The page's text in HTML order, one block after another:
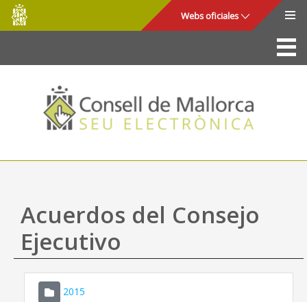
Saltar al contenido principal
Consell
de
Mallorca
Webs oficiales
La Sede
Consejo de Mallorca
Acceso y seguridad
Utilidades
Mapa web
Ayuda
Acuerdos del Consejo
Ejecutivo
2015